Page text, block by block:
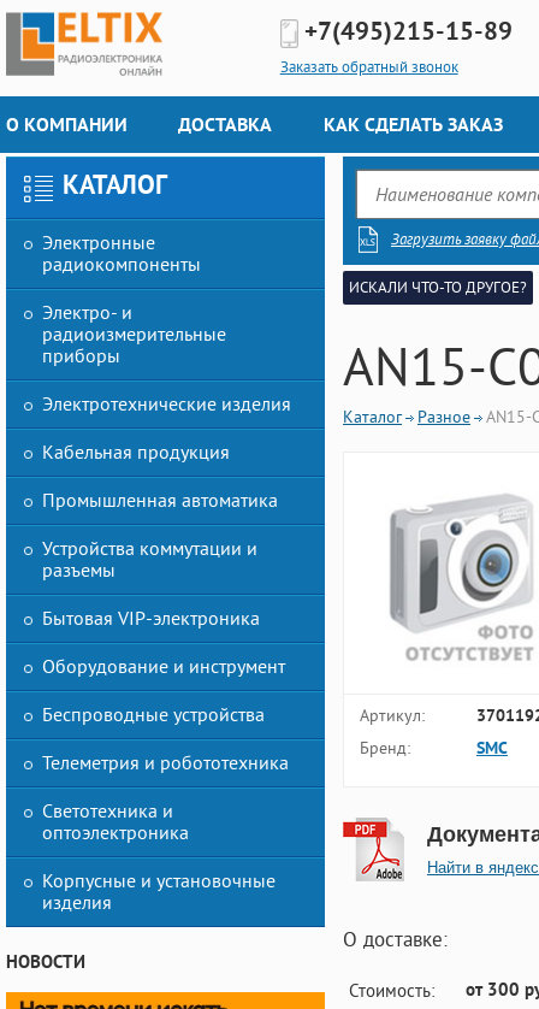
+7(495)215-15-89
Заказать обратный звонок
О КОМПАНИИ ДОСТАВКА КАК СДЕЛАТЬ ЗАКАЗ
КАТАЛОГ
Электронные
радиокомпоненты
Электро- и
радиоизмерительные
приборы
Электротехнические изделия
Кабельная продукция
Промышленная автоматика
Устройства коммутации и
разъемы
Бытовая VIP-электроника
Оборудование и инструмент
Беспроводные устройства
Телеметрия и робототехника
Светотехника и
оптоэлектроника
Корпусные и установочные
изделия
НОВОСТИ
Загрузить заявку
ИСКАЛИ ЧТО-ТО ДРУГОЕ?
AN15-
Каталог Разное AN15-
Артикул:
Бренд: SMC
Найти в яндекс
О доставке:
Стоимость: от 300